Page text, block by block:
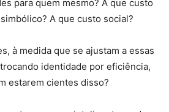
para quem mesmo? A que custo
A que custo social?
à medida que se ajustam a essas
identidade por eficiência,
estarem cientes disso?